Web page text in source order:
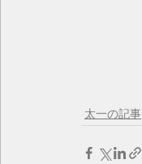
太一の記事